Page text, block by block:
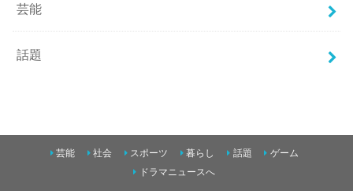
芸能
話題
芸能 社会 スポーツ 暮らし 話題
ゲーム
ドラマニュースへ